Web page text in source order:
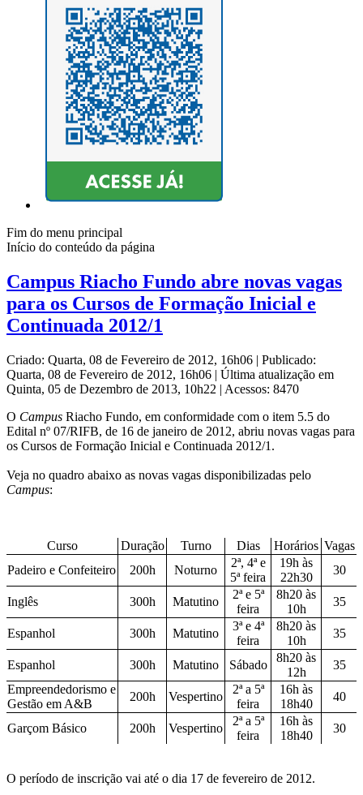
Fim do menu principal
Início do conteúdo da página
Campus Riacho Fundo abre novas vagas
para os Cursos de Formação Inicial e
Continuada 2012/1
Criado: Quarta, 08 de Fevereiro de 2012, 16h06 | Publicado:
Quarta, 08 de Fevereiro de 2012, 16h06 | Última atualização em
Quinta, 05 de Dezembro de 2013, 10h22 | Acessos: 8470
O Campus Riacho Fundo, em conformidade com o item 5.5 do
Edital nº 07/RIFB, de 16 de janeiro de 2012, abriu novas vagas para
os Cursos de Formação Inicial e Continuada 2012/1.
Veja no quadro abaixo as novas vagas disponibilizadas pelo
Campus:
Curso Duração Turno Dias Horários Vagas
Padeiro e Confeiteiro
200h Noturno
2ª, 4ª e
5ª feira
19h às
22h30
30
Inglês 300h Matutino
2ª e 5ª
feira
8h20 às
10h
35
Espanhol 300h Matutino
3ª e 4ª
feira
8h20 às
10h
35
Espanhol 300h Matutino Sábado
8h20 às
12h
35
Empreendedorismo e
Gestão em A&B
200h Vespertino
2ª a 5ª
feira
16h às
18h40
40
Garçom Básico 200h Vespertino
2ª a 5ª
feira
16h às
18h40
30
O período de inscrição vai até o dia 17 de fevereiro de 2012.